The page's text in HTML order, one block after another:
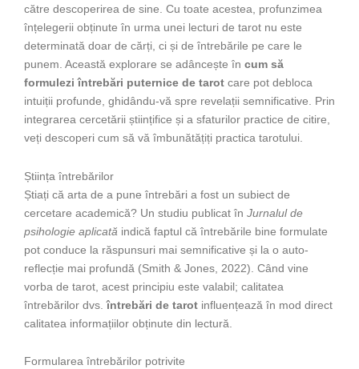
către descoperirea de sine. Cu toate acestea, profunzimea
înțelegerii obținute în urma unei lecturi de tarot nu este
determinată doar de cărți, ci și de întrebările pe care le
punem. Această explorare se adâncește în cum să
formulezi întrebări puternice de tarot care pot debloca
intuiții profunde, ghidându-vă spre revelații semnificative. Prin
integrarea cercetării științifice și a sfaturilor practice de citire,
veți descoperi cum să vă îmbunătățiți practica tarotului.
Știința întrebărilor
Știați că arta de a pune întrebări a fost un subiect de
cercetare academică? Un studiu publicat în Jurnalul de
psihologie aplicată indică faptul că întrebările bine formulate
pot conduce la răspunsuri mai semnificative și la o auto-
reflecție mai profundă (Smith & Jones, 2022). Când vine
vorba de tarot, acest principiu este valabil; calitatea
întrebărilor dvs.întrebări de tarot influențează în mod direct
calitatea informațiilor obținute din lectură.
Formularea întrebărilor potrivite